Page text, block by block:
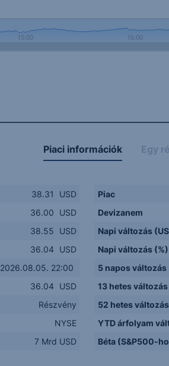
15:00 16:00
Piaci információk Egy
38.31
USD
36.00
USD
38.55
USD
36.04
USD
2026.08.05. 22:00
36.04
USD
Részvény
NYSE
7 Mrd USD
Piac
Devizanem
Napi változás
Napi változás (%)
5 napos változás
13 hetes változás
52 hetes
YTD árfolyam
Béta (S&P500-